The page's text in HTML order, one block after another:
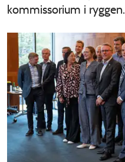
kommissorium i ryggen.